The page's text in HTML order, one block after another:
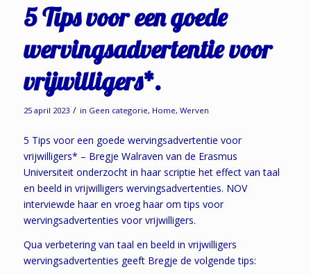
5 Tips voor een goede
wervingsadvertentie voor
vrijwilligers*.
25 april 2023 / in Geen categorie, Home, Werven
5 Tips voor een goede wervingsadvertentie voor
vrijwilligers* – Bregje Walraven van de Erasmus
Universiteit onderzocht in haar scriptie het effect van taal
en beeld in vrijwilligers wervingsadvertenties. NOV
interviewde haar en vroeg haar om tips voor
wervingsadvertenties voor vrijwilligers.
Qua verbetering van taal en beeld in vrijwilligers
wervingsadvertenties geeft Bregje de volgende tips: